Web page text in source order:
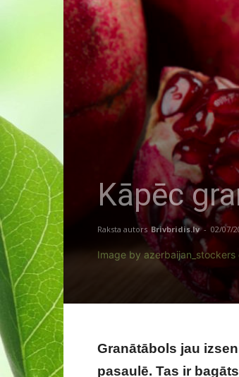
Kāpēc
Raksta autors Brivbridis.lv - 02/07/
Image by azerbaijan_stockers
Granātābols jau
pasaulē. Tas ir